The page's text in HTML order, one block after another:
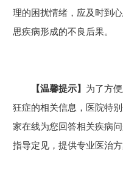
理的困扰情绪，应及时到
思疾病形成的不良后果。
【温馨提示】 为了方
狂症的相关信息，医院特
家在线为您回答相关疾病
指导定见，提供专业医治